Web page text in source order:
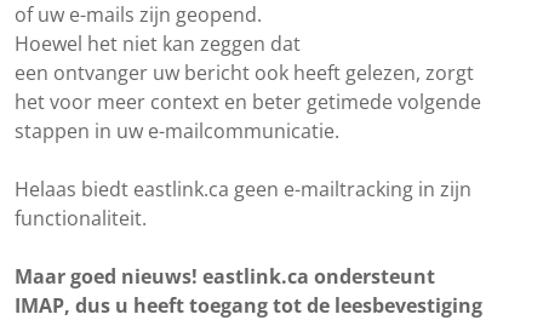
of uw e-mails zijn geopend.
Hoewel het niet kan zeggen dat
een ontvanger uw bericht ook heeft gelezen, zorgt
het voor meer context en beter getimede volgende
stappen in uw e-mailcommunicatie.
Helaas biedt eastlink.ca geen e-mailtracking in zijn
functionaliteit.
Maar goed nieuws! eastlink.ca ondersteunt
IMAP, dus u heeft toegang tot de leesbevestiging